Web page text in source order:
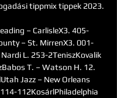
tippmix tippek 2023.
– CarlisleX3. 405-
– St. MirrenX3. 001-
L. 253-2TeniszKovalik
T. – Watson H. 12.
Jazz – New Orleans
112KosárlPhiladelphia